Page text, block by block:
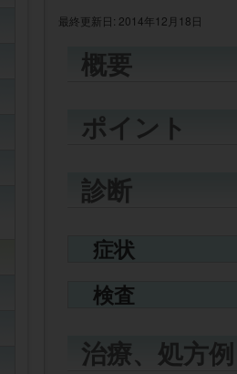
最終更新日: 2014年12月18日
概要
ポイント
診断
症状
検査
治療、処方例